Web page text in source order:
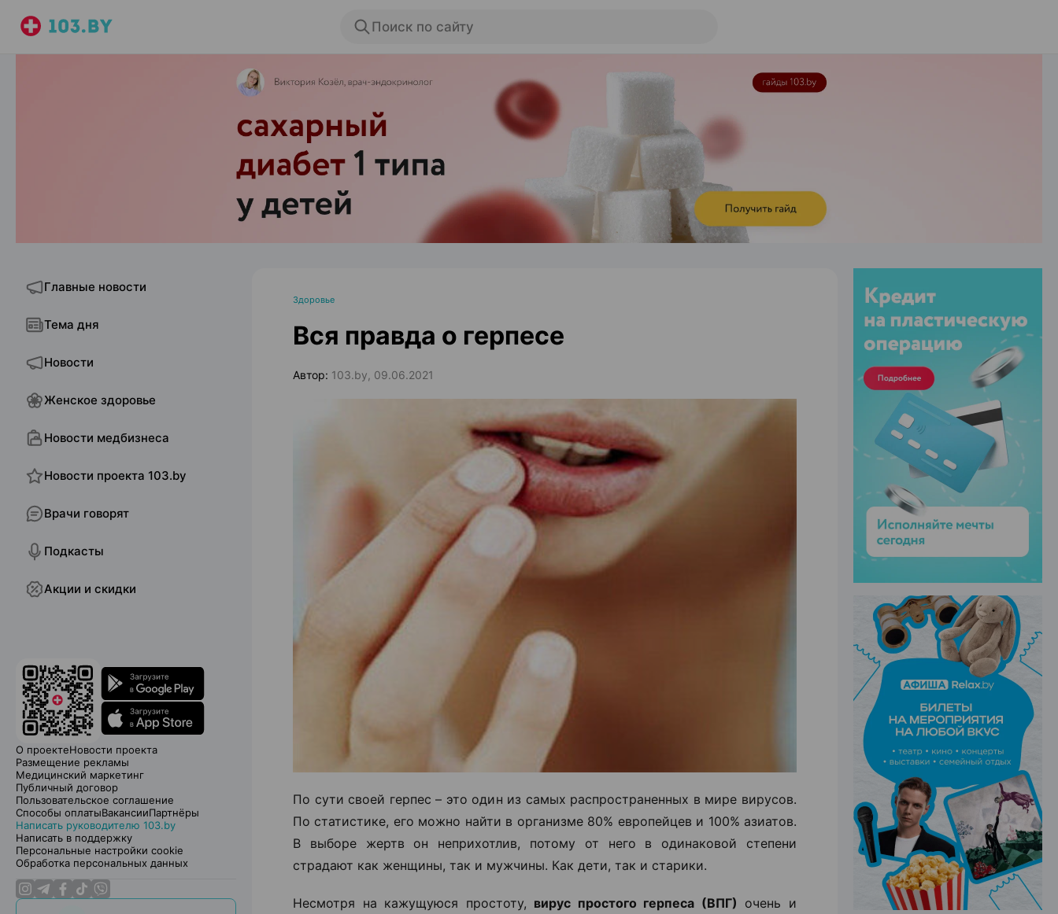
Поиск по сайту
Главные новости
Тема дня
Новости
Женское здоровье
Новости медбизнеса
Новости проекта 103.by
Врачи говорят
Подкасты
Акции и скидки
О проектеНовости проекта
Размещение рекламы
Медицинский маркетинг
Публичный договор
Пользовательское соглашение
Способы оплатыВакансииПартнёры
Написать руководителю 103.by
Написать в поддержку
Персональные настройки cookie
Обработка персональных данных
Здоровье
Вся правда о герпесе
Автор: 103.by, 09.06.2021
По сути своей герпес – это один из самых распространенных в мире вирусов.
По статистике, его можно найти в организме 80% европейцев и 100% азиатов.
В выборе жертв он неприхотлив, потому от него в одинаковой степени
страдают как женщины, так и мужчины. Как дети, так и старики.
Несмотря на кажущуюся простоту, вирус простого герпеса (ВПГ) очень и
ЭФФЕКТИВНАЯ РЕКЛАМА НА САЙТЕ
ЭФФЕКТИВНАЯ РЕКЛАМА НА САЙТЕ